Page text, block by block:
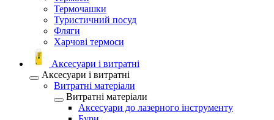
Термочашки
Туристичний посуд
Фляги
Харчові термоси
Аксесуари і витратні
Аксесуари і витратні
Витратні матеріали
Витратні матеріали
Аксесуари до лазерного інструменту